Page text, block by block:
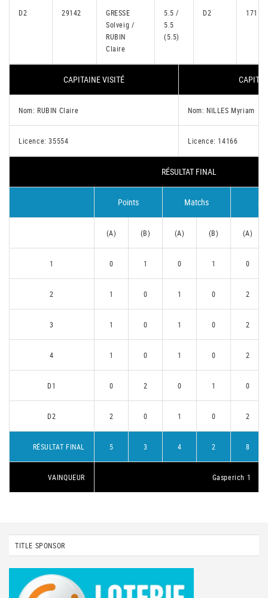
D2 29142
GRESSE
Solveig /
RUBIN
Claire
5.5 /
5.5
(5.5)
D2 17113
CAPITAINE VISITÉ
Nom: RUBIN Claire Nom: NILLES Myriam
Licence: 35554 Licence: 14166
RÉSULTAT FINAL
Points Matchs
(A) (B) (A) (B) (A)
1 0 1 0 1 0
2 1 0 1 0 2
3 1 0 1 0 2
4 1 0 1 0 2
D1 0 2 0 1 0
D2 2 0 1 0 2
RÉSULTAT FINAL 5 3 4 2 8
VAINQUEUR Gasperich 1
TITLE SPONSOR